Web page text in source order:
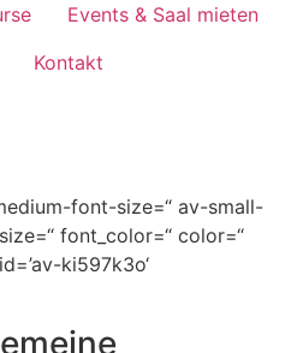
Events & Saal mieten
Kontakt
font-size=“ av-small-
font_color=“ color=“
ki597k3o‘